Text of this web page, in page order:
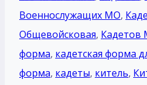
Военнослужащих МО,
Общевойсковая,
форма, кадетская форма
форма, кадеты, китель,